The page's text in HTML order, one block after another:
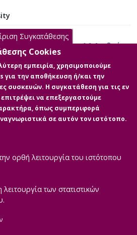
(ADF) test for stationarity,
for autocorrelation, the
heteroskedasticity, and the
stability.
variation in stock
significance during the crisis
limitations of the CAPM in
systemic stress. The study
explanatory strength
economic turmoil and suggests
models as more
future research.
NoDerivatives 4.0 Διεθνές
2025
ΤΕΛΙΚΗ ΔΙΠΛΩΜΑΤΙΚΗ
Συγκατάθεσης
Cookies
εμπειρία, χρησιμοποιούμε
για την αποθήκευση ή/και την
συσκευών. Η συγκατάθεση για τις εν
να επεξεργαστούμε
όπως συμπεριφορά
σε αυτόν τον ιστότοπο.
ορθή λειτουργία του ιστότοπου
των στατιστικών